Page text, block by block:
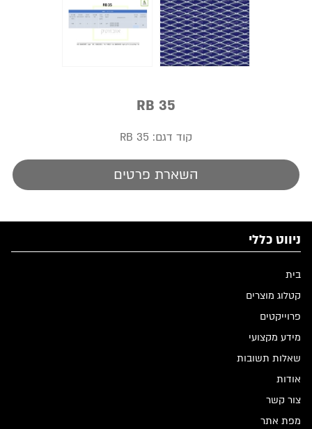
RB 35
קוד דגם: RB 35
השארת פרטים
ניווט כללי
בית
קטלוג מוצרים
פרוייקטים
מידע מקצועי
שאלות תשובות
אודות
צור קשר
מפת אתר